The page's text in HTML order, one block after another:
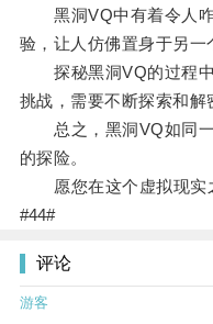
黑洞VQ中有着令人咋
验，让人仿佛置身于另一
探秘黑洞VQ的过程中
挑战，需要不断探索和解
总之，黑洞VQ如同一
的探险。
愿您在这个虚拟现实
#44#
评论
游客